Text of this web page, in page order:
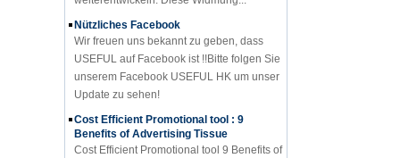
Nützliches Facebook
Wir freuen uns bekannt zu geben, dass
USEFUL auf Facebook ist !!Bitte folgen Sie
unserem Facebook USEFUL HK um unser
Update zu sehen!
Cost Efficient Promotional tool : 9
Benefits of Advertising Tissue
Cost Efficient Promotional tool 9 Benefits of
Advertising Tissue Posted by Useful